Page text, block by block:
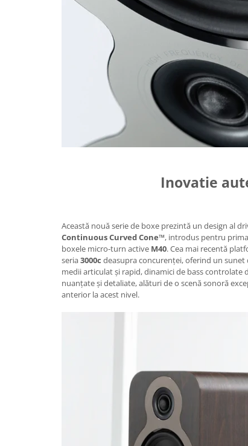
Inovatie
Această nouă serie de boxe prezintă un design al
Continuous Curved Cone™, introdus pentru
boxele micro-turn active M40. Cea mai recentă
seria3000c deasupra concurenței, oferind un
medii articulat și rapid, dinamici de bass controlate
nuanțate și detaliate, alături de o scenă sonoră
anterior la acest nivel.